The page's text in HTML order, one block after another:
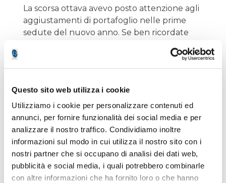
Questo sito web utilizza i cookie
Utilizziamo i cookie per personalizzare contenuti ed
annunci, per fornire funzionalità dei social media e per
analizzare il nostro traffico. Condividiamo inoltre
informazioni sul modo in cui utilizza il nostro sito con i
nostri partner che si occupano di analisi dei dati web,
pubblicità e social media, i quali potrebbero combinarle
con altre informazioni che ha fornito loro o che hanno
La scorsa ottava avevo posto attenzione agli
aggiustamenti di portafoglio nelle prime
sedute del nuovo anno. Se ben ricordate
BPERche
suBMPS(eseguito alla mano). Il link
qui: https://www.lombardreport.com/2025/1/
4/azioni-edison-bond-eu-2053/. Avevo posto
l'accento sul fatto che i software fossero
stati programmati dalla stessa mano che li
aveva "girati" da short a long nello stesso
minuto. Osservate, a puro scopo didattico,
come quel livello menzionato nell'articolo di
sabato scorso abbia poi permesso un